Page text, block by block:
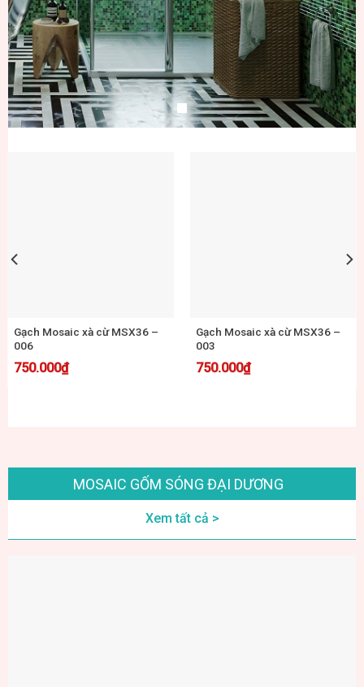
Gạch Mosaic xà cừ MSX36 –
002
750.000₫
Gạch Mosaic xà cừ MSX36 –
001
750.000₫
MOSAIC GỐM SÓNG ĐẠI DƯƠNG
Xem tất cả >